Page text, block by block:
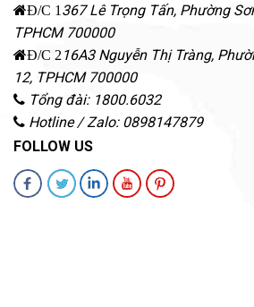
Đ/C 1 367 Lê Trọng Tấn, Phường
TPHCM 700000
Đ/C 2 16A3 Nguyễn Thị Tràng,
12, TPHCM 700000
Tổng đài: 1800.6032
Hotline / Zalo: 0898147879
FOLLOW US